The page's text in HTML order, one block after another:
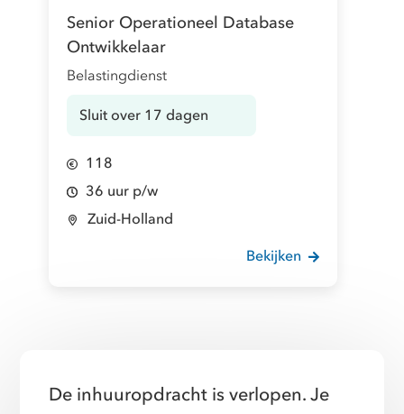
Senior Operationeel Database
Ontwikkelaar
Belastingdienst
Sluit over 17 dagen
118
36 uur p/w
Zuid-Holland
Bekijken
De inhuuropdracht is verlopen. Je